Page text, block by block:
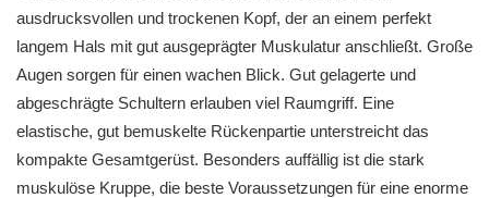
ausdrucksvollen und trockenen Kopf, der an einem perfekt
langem Hals mit gut ausgeprägter Muskulatur anschließt. Große
Augen sorgen für einen wachen Blick. Gut gelagerte und
abgeschrägte Schultern erlauben viel Raumgriff. Eine
elastische, gut bemuskelte Rückenpartie unterstreicht das
kompakte Gesamtgerüst. Besonders auffällig ist die stark
muskulöse Kruppe, die beste Voraussetzungen für eine enorme